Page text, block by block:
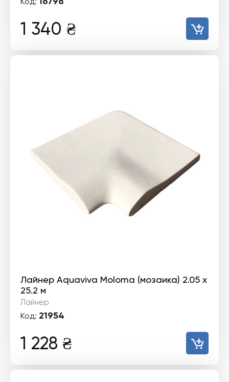
1 340 ₴
Лайнер Aquaviva Moloma (мозаика) 2.05 х
25.2 м
Лайнер
Код: 21954
1 228 ₴